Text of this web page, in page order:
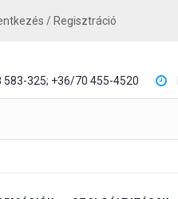
/ Regisztráció
583-325; +36/70 455-4520